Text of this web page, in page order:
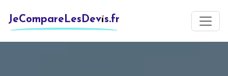
JeCompareLesDevis.fr